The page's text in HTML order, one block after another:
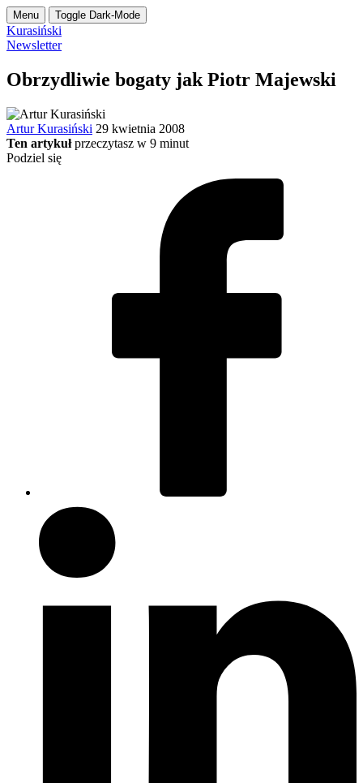
Menu Toggle Dark-Mode
Kurasiński
Newsletter
Obrzydliwie bogaty jak Piotr Majewski
Artur Kurasiński 29 kwietnia 2008
Ten artykuł przeczytasz w 9 minut
Podziel się